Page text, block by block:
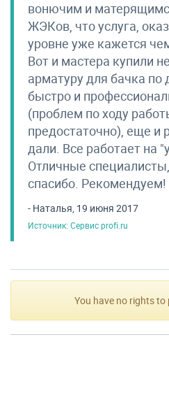
вонючим и
ЖЭКов, что услуга,
уровне уже кажется
Вот и мастера купили
арматуру для бачка по
быстро и
(проблем по ходу
предостаточно), еще и
дали. Все работает на
Отличные
спасибо. Рекомендуем!
- Наталья, 19 июня 2017
Источник: Сервис profi.ru
You have no rights